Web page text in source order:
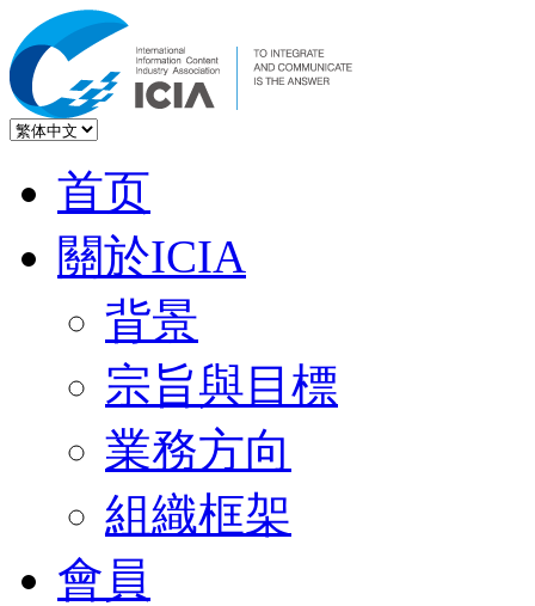
首页
關於ICIA
背景
宗旨與目標
業務方向
組織框架
會員